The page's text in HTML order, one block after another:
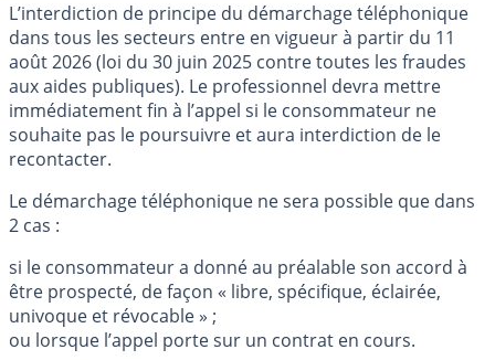
L’interdiction de principe du démarchage téléphonique
dans tous les secteurs entre en vigueur à partir du 11
août 2026 (loi du 30 juin 2025 contre toutes les fraudes
aux aides publiques). Le professionnel devra mettre
immédiatement fin à l’appel si le consommateur ne
souhaite pas le poursuivre et aura interdiction de le
recontacter.
Le démarchage téléphonique ne sera possible que dans
2 cas :
si le consommateur a donné au préalable son accord à
être prospecté, de façon « libre, spécifique, éclairée,
univoque et révocable » ;
ou lorsque l’appel porte sur un contrat en cours.